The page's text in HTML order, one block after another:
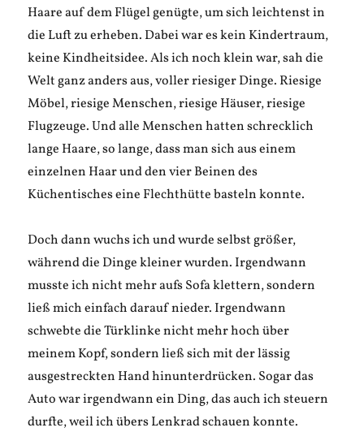
Haare auf dem Flügel genügte, um sich leichtenst in
die Luft zu erheben. Dabei war es kein Kindertraum,
keine Kindheitsidee. Als ich noch klein war, sah die
Welt ganz anders aus, voller riesiger Dinge. Riesige
Möbel, riesige Menschen, riesige Häuser, riesige
Flugzeuge. Und alle Menschen hatten schrecklich
lange Haare, so lange, dass man sich aus einem
einzelnen Haar und den vier Beinen des
Küchentisches eine Flechthütte basteln konnte.
Doch dann wuchs ich und wurde selbst größer,
während die Dinge kleiner wurden. Irgendwann
musste ich nicht mehr aufs Sofa klettern, sondern
ließ mich einfach darauf nieder. Irgendwann
schwebte die Türklinke nicht mehr hoch über
meinem Kopf, sondern ließ sich mit der lässig
ausgestreckten Hand hinunterdrücken. Sogar das
Auto war irgendwann ein Ding, das auch ich steuern
durfte, weil ich übers Lenkrad schauen konnte.